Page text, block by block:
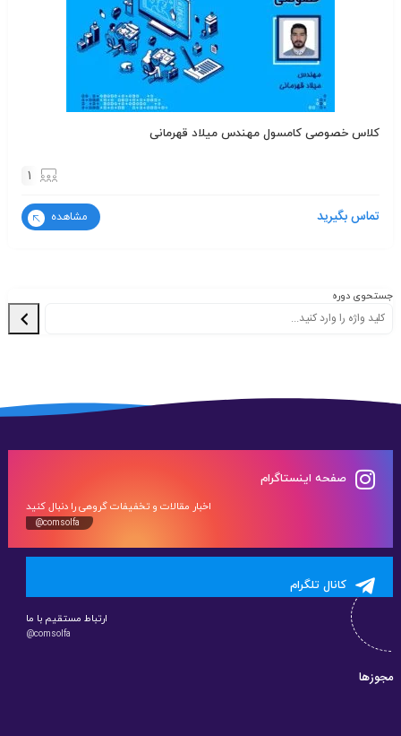
کلاس خصوصی کامسول مهندس میلاد قهرمانی
1
تماس بگیرید مشاهده
جستحوی دوره
صفحه اینستاگرام
اخبار مقالات و تخفیفات گروهی را دنبال کنید
@comsolfa
کانال تلگرام
ارتباط مستقیم با ما
@comsolfa
مجوزها